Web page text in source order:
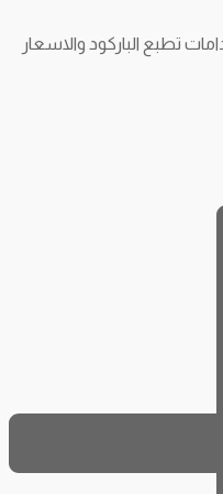
تطبع الباركود والاسعار